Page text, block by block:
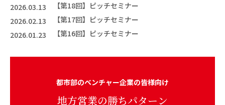
2026.03.13
【第18回】ピッチセミナー
2026.02.13
【第17回】ピッチセミナー
2026.01.23
【第16回】ピッチセミナー
都市部のベンチャー企業の皆様向け
地方営業の勝ちパターン